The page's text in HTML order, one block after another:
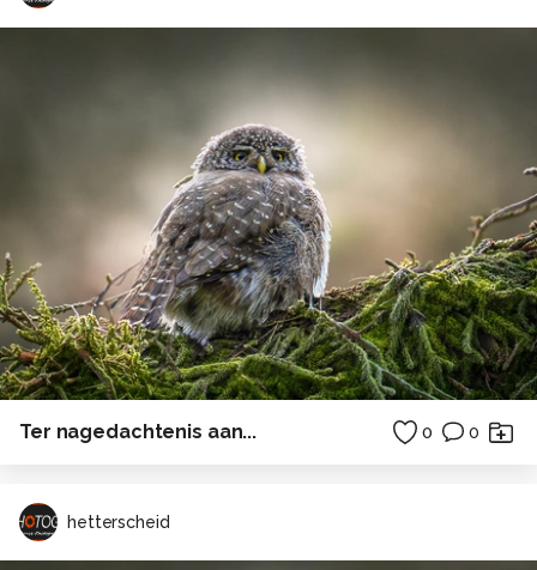
Ter nagedachtenis aan... 0 0
hetterscheid